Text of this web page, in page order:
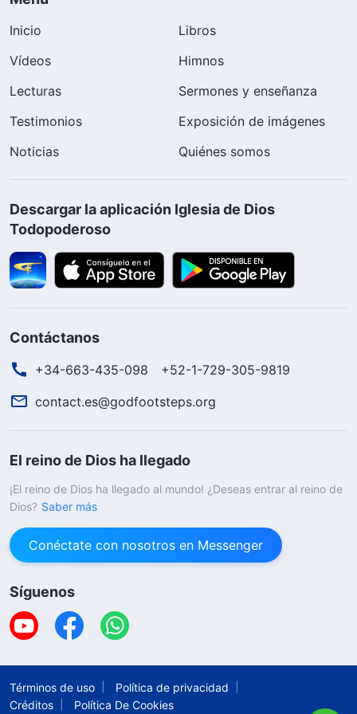
Inicio
Libros
Vídeos
Himnos
Lecturas
Sermones y enseñanza
Testimonios
Exposición de imágenes
Noticias
Quiénes somos
Descargar la aplicación Iglesia de Dios
Todopoderoso
Contáctanos
+34-663-435-098
+52-1-729-305-9819
contact.es@godfootsteps.org
El reino de Dios ha llegado
¡El reino de Dios ha llegado al mundo! ¿Deseas entrar al reino de
Dios? Saber más
Conéctate con nosotros en Messenger
Síguenos
Términos de uso
Política de privacidad
Créditos
Política De Cookies